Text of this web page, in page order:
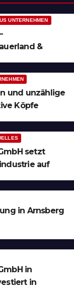
UNTERNEHMEN
&
und unzählige
Köpfe
setzt
auf
in Arnsberg
in
in